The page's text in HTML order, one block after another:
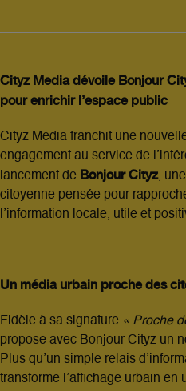
Cityz Media dévoile Bonjour
pour enrichir l’espace public
Cityz Media franchit une
engagement au service de
lancement de Bonjour Cityz,
citoyenne pensée pour
l’information locale, utile et
Un média urbain proche des
Fidèle à sa signature « Proche
propose avec Bonjour Cityz un
Plus qu’un simple relais
transforme l’affichage urbain en